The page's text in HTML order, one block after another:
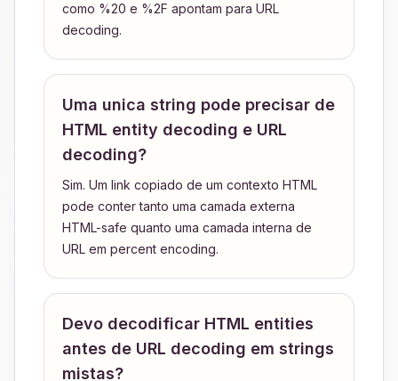
como %20 e %2F apontam para URL
decoding.
Uma unica string pode precisar de
HTML entity decoding e URL
decoding?
Sim. Um link copiado de um contexto HTML
pode conter tanto uma camada externa
HTML-safe quanto uma camada interna de
URL em percent encoding.
Devo decodificar HTML entities
antes de URL decoding em strings
mistas?